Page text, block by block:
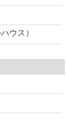
ウス）